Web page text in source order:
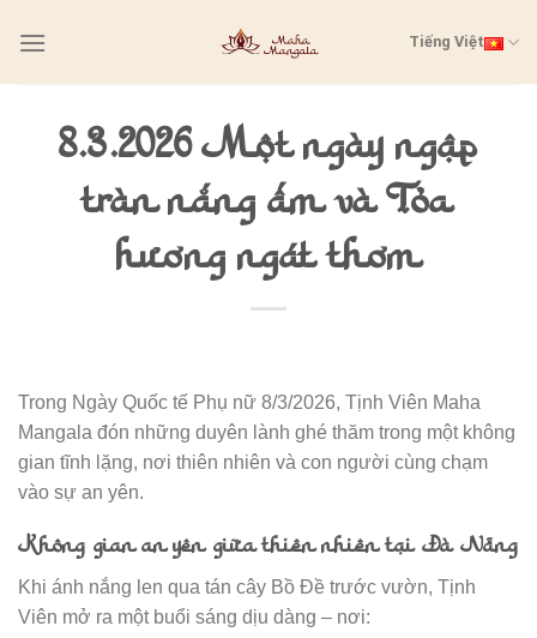
Tiếng Việt
8.3.2026 Một ngày ngập
tràn nắng ấm và Tỏa
hương ngát thơm
Trong Ngày Quốc tế Phụ nữ 8/3/2026, Tịnh Viên Maha
Mangala đón những duyên lành ghé thăm trong một không
gian tĩnh lặng, nơi thiên nhiên và con người cùng chạm
vào sự an yên.
Không gian an yên giữa thiên nhiên tại Đà Nẵng
Khi ánh nắng len qua tán cây Bồ Đề trước vườn, Tịnh
Viên mở ra một buổi sáng dịu dàng – nơi: